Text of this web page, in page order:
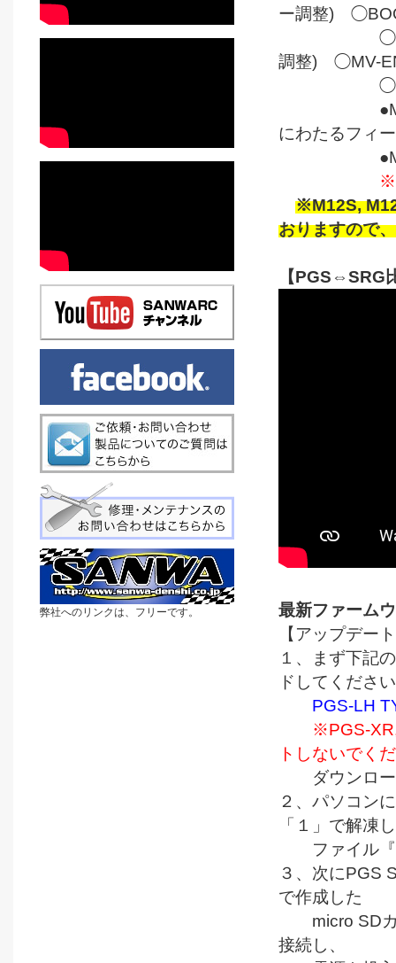
弊社へのリンクは、フリーです。
ー調整)
◯D-BAND(
調整) ◯MV-
●MV-
にわたるフィ
●MAX-
※M12S,
おりますので
【PGS⇔SRG
最新ファーム
【アップデー
１、まず下記
ドしてくださ
PGS-LH
※PGS-
トしないでく
ダウンロー
２、パソコン
「１」で解凍
ファイル『
３、次にPGS
で作成した
micro SDカ
接続し、